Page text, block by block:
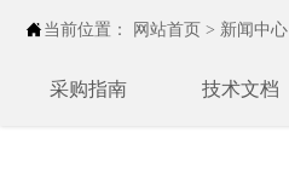
 当前位置： 网站首页 > 新闻中心
采购指南 技术文档